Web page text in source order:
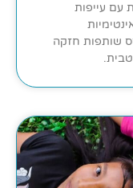
עם עייפות
שותפות חזקה